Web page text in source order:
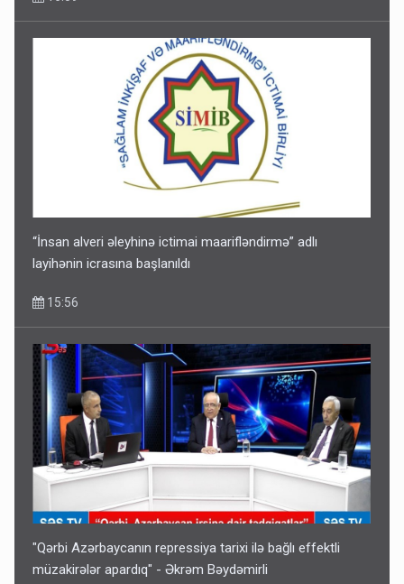
“İnsan alveri əleyhinə ictimai maarifləndirmə” adlı
layihənin icrasına başlanıldı
15:56
"Qərbi Azərbaycanın repressiya tarixi ilə bağlı effektli
müzakirələr apardıq" - Əkrəm Bəydəmirli